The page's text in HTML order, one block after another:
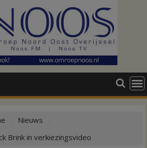
Nieuws
Brink in verkiezingsvideo